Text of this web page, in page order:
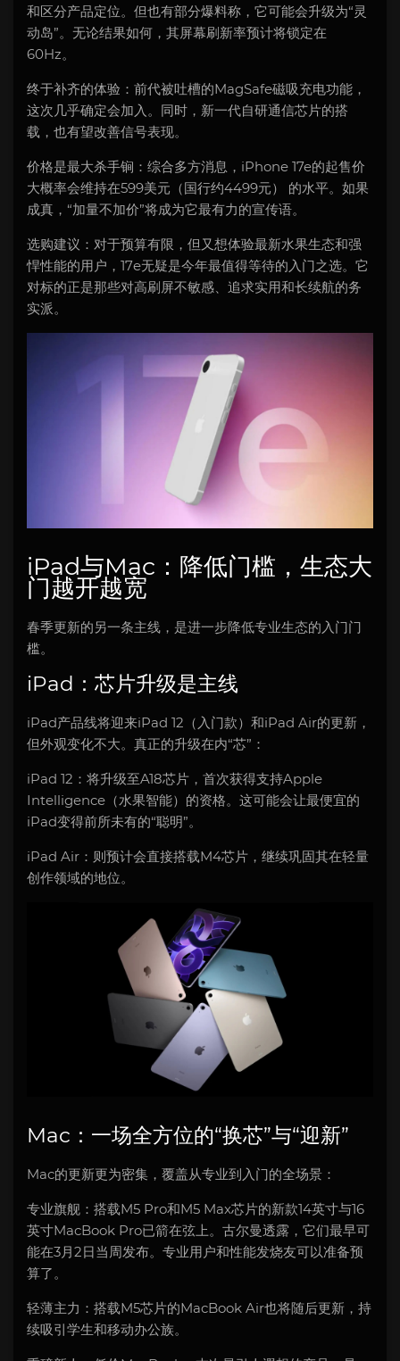
和区分产品定位。但也有部分爆料称，它可能会升级为“灵
动岛”。无论结果如何，其屏幕刷新率预计将锁定在
60Hz。
终于补齐的体验：前代被吐槽的MagSafe磁吸充电功能，
这次几乎确定会加入。同时，新一代自研通信芯片的搭
载，也有望改善信号表现。
价格是最大杀手锏：综合多方消息，iPhone 17e的起售价
大概率会维持在599美元（国行约4499元） 的水平。如果
成真，“加量不加价”将成为它最有力的宣传语。
选购建议：对于预算有限，但又想体验最新水果生态和强
悍性能的用户，17e无疑是今年最值得等待的入门之选。它
对标的正是那些对高刷屏不敏感、追求实用和长续航的务
实派。
iPad与Mac：降低门槛，生态大
门越开越宽
春季更新的另一条主线，是进一步降低专业生态的入门门
槛。
iPad：芯片升级是主线
iPad产品线将迎来iPad 12（入门款）和iPad Air的更新，
但外观变化不大。真正的升级在内“芯”：
iPad 12：将升级至A18芯片，首次获得支持Apple
Intelligence（水果智能）的资格。这可能会让最便宜的
iPad变得前所未有的“聪明”。
iPad Air：则预计会直接搭载M4芯片，继续巩固其在轻量
创作领域的地位。
Mac：一场全方位的“换芯”与“迎新”
Mac的更新更为密集，覆盖从专业到入门的全场景：
专业旗舰：搭载M5 Pro和M5 Max芯片的新款14英寸与16
英寸MacBook Pro已箭在弦上。古尔曼透露，它们最早可
能在3月2日当周发布。专业用户和性能发烧友可以准备预
算了。
轻薄主力：搭载M5芯片的MacBook Air也将随后更新，持
续吸引学生和移动办公族。